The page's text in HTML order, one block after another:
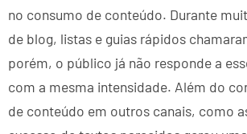
no consumo de conteúdo. Durante
de blog, listas e guias rápidos
porém, o público já não responde a
com a mesma intensidade. Além do
de conteúdo em outros canais, como